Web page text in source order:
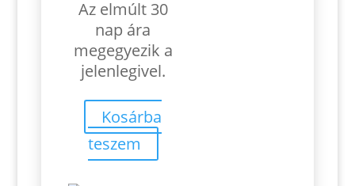
price
was:
5.86€.
price
4.10€.
Az elmúlt 30
nap ára
megegyezik a
jelenlegivel.
Kosárba
teszem